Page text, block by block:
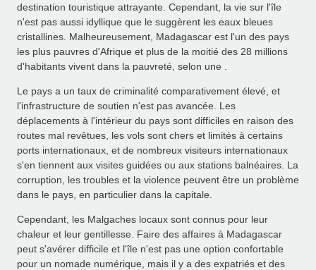
destination touristique attrayante. Cependant, la vie sur l'île
n'est pas aussi idyllique que le suggèrent les eaux bleues
cristallines. Malheureusement, Madagascar est l'un des pays
les plus pauvres d'Afrique et plus de la moitié des 28 millions
d'habitants vivent dans la pauvreté, selon une .
Le pays a un taux de criminalité comparativement élevé, et
l'infrastructure de soutien n'est pas avancée. Les
déplacements à l'intérieur du pays sont difficiles en raison des
routes mal revêtues, les vols sont chers et limités à certains
ports internationaux, et de nombreux visiteurs internationaux
s'en tiennent aux visites guidées ou aux stations balnéaires. La
corruption, les troubles et la violence peuvent être un problème
dans le pays, en particulier dans la capitale.
Cependant, les Malgaches locaux sont connus pour leur
chaleur et leur gentillesse. Faire des affaires à Madagascar
peut s'avérer difficile et l'île n'est pas une option confortable
pour un nomade numérique, mais il y a des expatriés et des